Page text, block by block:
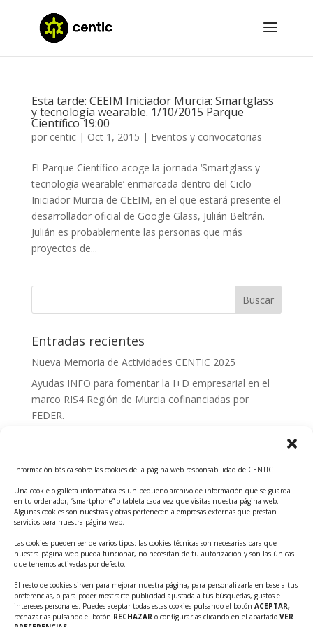
Información básica sobre las cookies de la página web responsabilidad de CENTIC
Una cookie o galleta informática es un pequeño archivo de información que se guarda
en tu ordenador, “smartphone” o tableta cada vez que visitas nuestra página web.
Algunas cookies son nuestras y otras pertenecen a empresas externas que prestan
servicios para nuestra página web.
Las cookies pueden ser de varios tipos: las cookies técnicas son necesarias para que
nuestra página web pueda funcionar, no necesitan de tu autorización y son las únicas
que tenemos activadas por defecto.
El resto de cookies sirven para mejorar nuestra página, para personalizarla en base a tus
preferencias, o para poder mostrarte publicidad ajustada a tus búsquedas, gustos e
intereses personales. Puedes aceptar todas estas cookies pulsando el botón ACEPTAR,
rechazarlas pulsando el botón RECHAZAR o configurarlas clicando en el apartado VER
Esta tarde: CEEIM Iniciador Murcia: Smartglass
y tecnología wearable. 1/10/2015 Parque
Científico 19:00
por centic| Oct 1, 2015 | Eventos y convocatorias
El Parque Científico acoge la jornada ‘Smartglass y
tecnología wearable’ enmarcada dentro del Ciclo
Iniciador Murcia de CEEIM, en el que estará presente el
desarrollador oficial de Google Glass, Julián Beltrán.
Julián es probablemente las personas que más
proyectos de...
Entradas recientes
Nueva Memoria de Actividades CENTIC 2025
Ayudas INFO para fomentar la I+D empresarial en el
marco RIS4 Región de Murcia cofinanciadas por
FEDER.
Tecnológicos 2ª ed.
Ayudas INFO para el apoyo a las empresas
innovadoras con potencial tecnológico y escalables
Convocatoria Cheque de Innovación. Ayudas INFO
para la contratación de servicios de Innovación y
Competitividad
Cheque Inversión del INFO. Ayudas para la
contratación de servicios de Innovación y
Competitividad para apoyar rondas de financiación.